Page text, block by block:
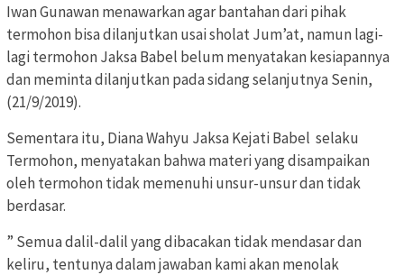
Iwan Gunawan menawarkan agar bantahan dari pihak
termohon bisa dilanjutkan usai sholat Jum’at, namun lagi-
lagi termohon Jaksa Babel belum menyatakan kesiapannya
dan meminta dilanjutkan pada sidang selanjutnya Senin,
(21/9/2019).
Sementara itu, Diana Wahyu Jaksa Kejati Babel selaku
Termohon, menyatakan bahwa materi yang disampaikan
oleh termohon tidak memenuhi unsur-unsur dan tidak
berdasar.
” Semua dalil-dalil yang dibacakan tidak mendasar dan
keliru, tentunya dalam jawaban kami akan menolak